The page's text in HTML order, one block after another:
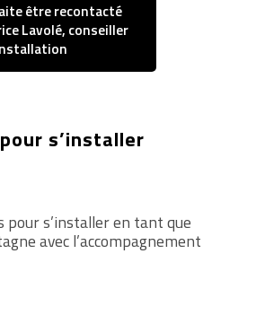
être recontacté
Lavolé, conseiller
s’installer
pour s’installer en tant que
avec l’accompagnement